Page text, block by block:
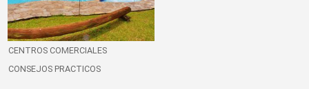
RESTAURANTES
MEDIOS DE TRANSPORTE
CENTROS COMERCIALES
CONSEJOS PRACTICOS